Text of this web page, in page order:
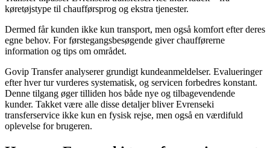
køretøjstype til chaufførsprog og ekstra tjenester.
Dermed får kunden ikke kun transport, men også komfort efter deres
egne behov. For førstegangsbesøgende giver chaufførerne
information og tips om området.
Govip Transfer analyserer grundigt kundeanmeldelser. Evalueringer
efter hver tur vurderes systematisk, og servicen forbedres konstant.
Denne tilgang øger tilliden hos både nye og tilbagevendende
kunder. Takket være alle disse detaljer bliver Evrenseki
transferservice ikke kun en fysisk rejse, men også en værdifuld
oplevelse for brugeren.